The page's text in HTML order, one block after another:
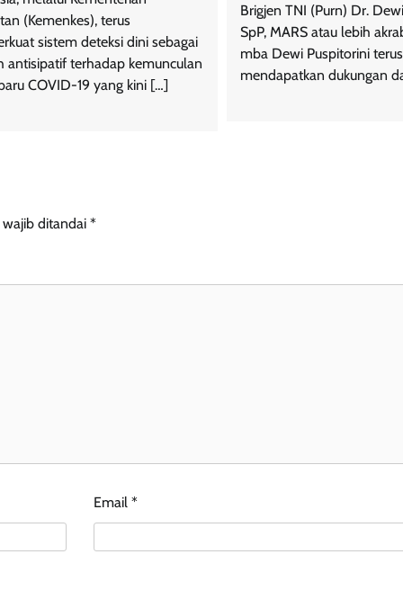
(Kemenkes), terus
sistem deteksi dini sebagai
antisipatif terhadap kemunculan
COVID-19 yang kini […]
Brigjen TNI (Purn) Dr.
SpP, MARS atau lebih
mba Dewi Puspitorini terus
mendapatkan dukungan
wajib ditandai *
Email*